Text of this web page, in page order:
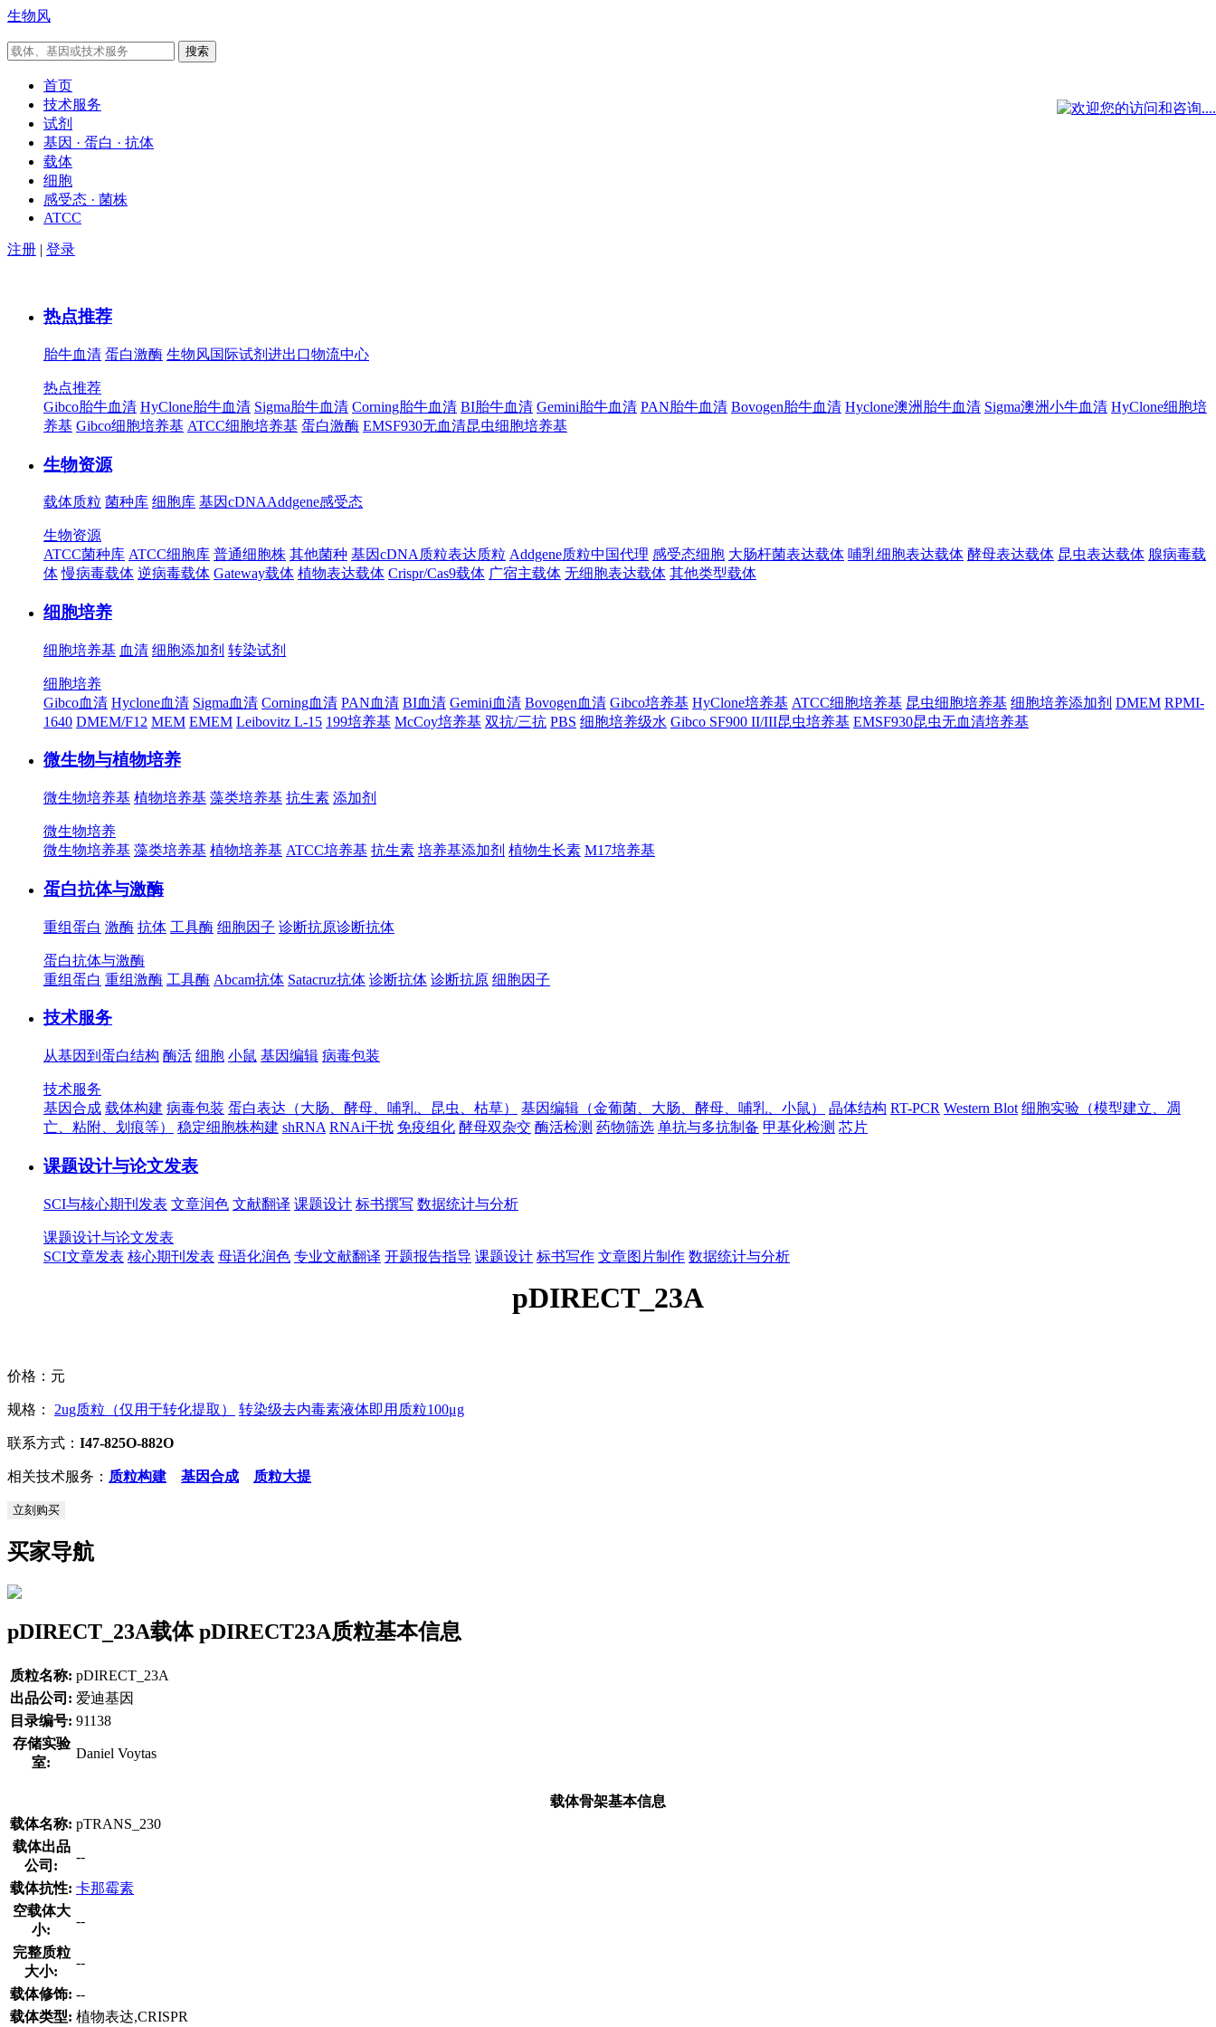
生物风
首页
技术服务
试剂
基因 · 蛋白 · 抗体
载体
细胞
感受态 · 菌株
ATCC
注册 | 登录
热点推荐
胎牛血清 蛋白激酶 生物风国际试剂进出口物流中心
热点推荐
Gibco胎牛血清 HyClone胎牛血清 Sigma胎牛血清 Corning胎牛血清 BI胎牛血清 Gemini胎牛血清 PAN胎牛血清 Bovogen胎牛血清 Hyclone澳洲胎牛血清 Sigma澳洲小牛血清 HyClone细胞培
养基 Gibco细胞培养基 ATCC细胞培养基 蛋白激酶 EMSF930无血清昆虫细胞培养基
生物资源
载体质粒 菌种库 细胞库 基因cDNAAddgene感受态
生物资源
ATCC菌种库 ATCC细胞库 普通细胞株 其他菌种 基因cDNA质粒表达质粒 Addgene质粒中国代理 感受态细胞 大肠杆菌表达载体 哺乳细胞表达载体 酵母表达载体 昆虫表达载体 腺病毒载
体 慢病毒载体 逆病毒载体 Gateway载体 植物表达载体 Crispr/Cas9载体 广宿主载体 无细胞表达载体 其他类型载体
细胞培养
细胞培养基 血清 细胞添加剂 转染试剂
细胞培养
Gibco血清 Hyclone血清 Sigma血清 Corning血清 PAN血清 BI血清 Gemini血清 Bovogen血清 Gibco培养基 HyClone培养基 ATCC细胞培养基 昆虫细胞培养基 细胞培养添加剂 DMEM RPMI-
1640 DMEM/F12 MEM EMEM Leibovitz L-15 199培养基 McCoy培养基 双抗/三抗 PBS 细胞培养级水 Gibco SF900 II/III昆虫培养基 EMSF930昆虫无血清培养基
微生物与植物培养
微生物培养基 植物培养基 藻类培养基 抗生素 添加剂
微生物培养
微生物培养基 藻类培养基 植物培养基 ATCC培养基 抗生素 培养基添加剂 植物生长素 M17培养基
蛋白抗体与激酶
重组蛋白 激酶 抗体 工具酶 细胞因子 诊断抗原诊断抗体
蛋白抗体与激酶
重组蛋白 重组激酶 工具酶 Abcam抗体 Satacruz抗体 诊断抗体 诊断抗原 细胞因子
技术服务
从基因到蛋白结构 酶活 细胞 小鼠 基因编辑 病毒包装
技术服务
基因合成 载体构建 病毒包装 蛋白表达（大肠、酵母、哺乳、昆虫、枯草） 基因编辑（金葡菌、大肠、酵母、哺乳、小鼠） 晶体结构 RT-PCR Western Blot 细胞实验（模型建立、凋
亡、粘附、划痕等）
稳定细胞株构建 shRNA RNAi干扰 免疫组化 酵母双杂交 酶活检测 药物筛选 单抗与多抗制备 甲基化检测 芯片
课题设计与论文发表
SCI与核心期刊发表 文章润色 文献翻译 课题设计 标书撰写 数据统计与分析
课题设计与论文发表
SCI文章发表 核心期刊发表 母语化润色 专业文献翻译 开题报告指导 课题设计 标书写作 文章图片制作 数据统计与分析
pDIRECT_23A
价格： 元
规格： 2ug质粒（仅用于转化提取） 转染级去内毒素液体即用质粒100μg
联系方式： I47-825O-882O
相关技术服务： 质粒构建 基因合成 质粒大提
立刻购买
买家导航
pDIRECT_23A载体 pDIRECT23A质粒基本信息
质粒名称: pDIRECT_23A
出品公司: 爱迪基因
目录编号: 91138
存储实验
室:
Daniel Voytas
载体骨架基本信息
载体名称: pTRANS_230
载体出品
公司:
--
载体抗性: 卡那霉素
空载体大
小:
--
完整质粒
大小:
--
载体修饰: --
载体类型: 植物表达,CRISPR